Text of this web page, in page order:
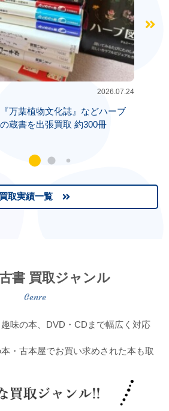
2026.07.24
『万葉植物文化誌』などハーブ
蔵書を出張買取 約300冊
買取実績一覧
書 買取ジャンル
味の本、DVD・CDまで幅広く対応
・古本屋でお買い求めされた本も取